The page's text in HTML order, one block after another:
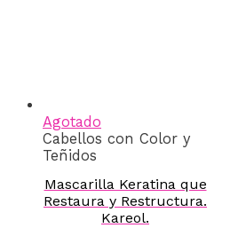
Agotado
Cabellos con Color y
Teñidos
Mascarilla Keratina que
Restaura y Restructura.
Kareol.